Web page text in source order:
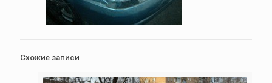
Схожие записи